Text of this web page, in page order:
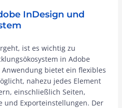
InDesign und
ist es wichtig zu
in Adobe
bietet ein flexibles
nahezu jedes Element
einschließlich Seiten,
und Exporteinstellungen. Der